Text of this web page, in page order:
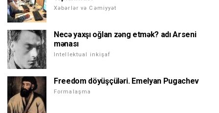
Xəbərlər və Cəmiyyət
Necə yaxşı oğlan zəng etmək? adı Arseni
mənası
Intellektual inkişaf
Freedom döyüşçüləri. Emelyan Pugachev
Formalaşma